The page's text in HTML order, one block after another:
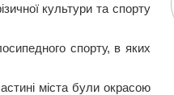
культури та спорту
спорту, в яких
міста були окрасою